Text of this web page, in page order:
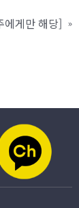
에게만 해당] »